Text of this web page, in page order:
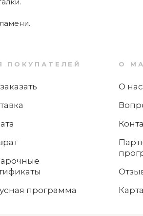
ПОКУПАТЕЛЕЙ
программа
О
О нас